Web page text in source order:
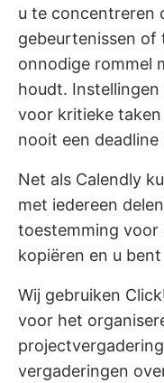
u te concentreren
gebeurtenissen of
onnodige rommel
houdt. Instellingen
voor kritieke
nooit een deadline
Net als Calendly
met iedereen
toestemming voor
kopiëren en u
Wij gebruiken
voor het
vergaderingen